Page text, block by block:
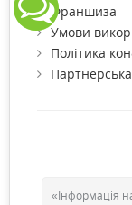
Франшиза
Умови
Політика
«Інформація